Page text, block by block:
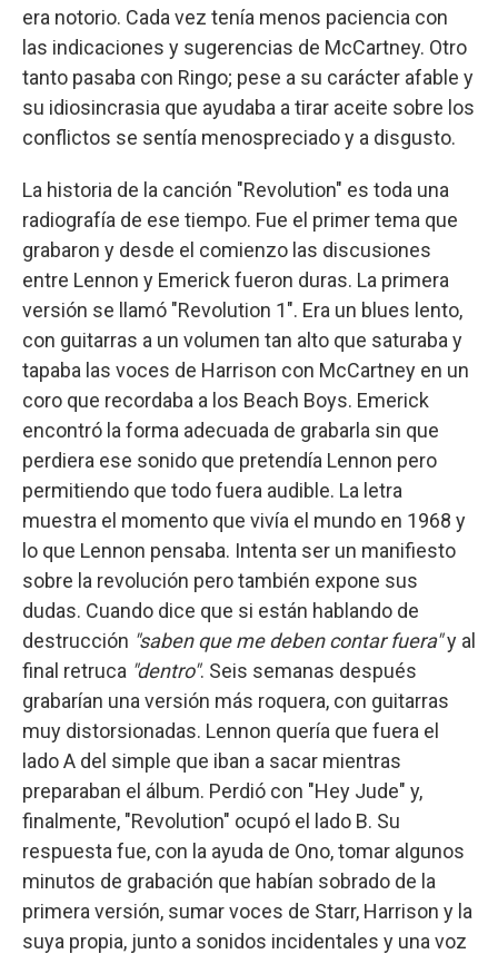
era notorio. Cada vez tenía menos paciencia con
las indicaciones y sugerencias de McCartney. Otro
tanto pasaba con Ringo; pese a su carácter afable y
su idiosincrasia que ayudaba a tirar aceite sobre los
conflictos se sentía menospreciado y a disgusto.
La historia de la canción "Revolution" es toda una
radiografía de ese tiempo. Fue el primer tema que
grabaron y desde el comienzo las discusiones
entre Lennon y Emerick fueron duras. La primera
versión se llamó "Revolution 1". Era un blues lento,
con guitarras a un volumen tan alto que saturaba y
tapaba las voces de Harrison con McCartney en un
coro que recordaba a los Beach Boys. Emerick
encontró la forma adecuada de grabarla sin que
perdiera ese sonido que pretendía Lennon pero
permitiendo que todo fuera audible. La letra
muestra el momento que vivía el mundo en 1968 y
lo que Lennon pensaba. Intenta ser un manifiesto
sobre la revolución pero también expone sus
dudas. Cuando dice que si están hablando de
destrucción "saben que me deben contar fuera"y al
final retruca "dentro". Seis semanas después
grabarían una versión más roquera, con guitarras
muy distorsionadas. Lennon quería que fuera el
lado A del simple que iban a sacar mientras
preparaban el álbum. Perdió con "Hey Jude" y,
finalmente, "Revolution" ocupó el lado B. Su
respuesta fue, con la ayuda de Ono, tomar algunos
minutos de grabación que habían sobrado de la
primera versión, sumar voces de Starr, Harrison y la
suya propia, junto a sonidos incidentales y una voz